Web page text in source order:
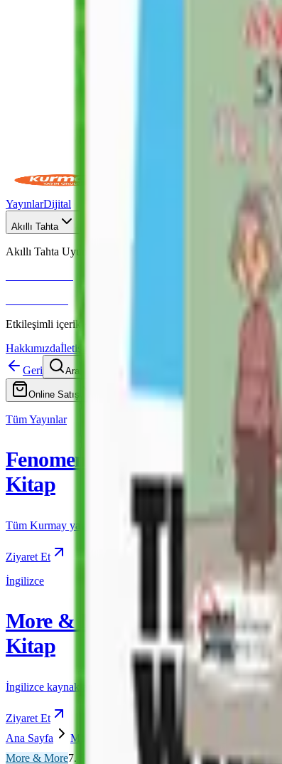
YayınlarDijital
Akıllı Tahta
Akıllı Tahta Uyumlu
Etkileşimli içerik · Video destekli anlatım · MEB uyumlu
Hakkımızdaİletişim
Geri
Ara
Online Satış
Tüm Yayınlar
Fenomen
Kitap
Tüm Kurmay yayınları için resmi satış
Ziyaret Et
İngilizce
More & More
Kitap
İngilizce kaynakları için resmi satış
Ziyaret Et
Ana Sayfa
More & More
More & More7. Sınıf Önizleme Mevcut